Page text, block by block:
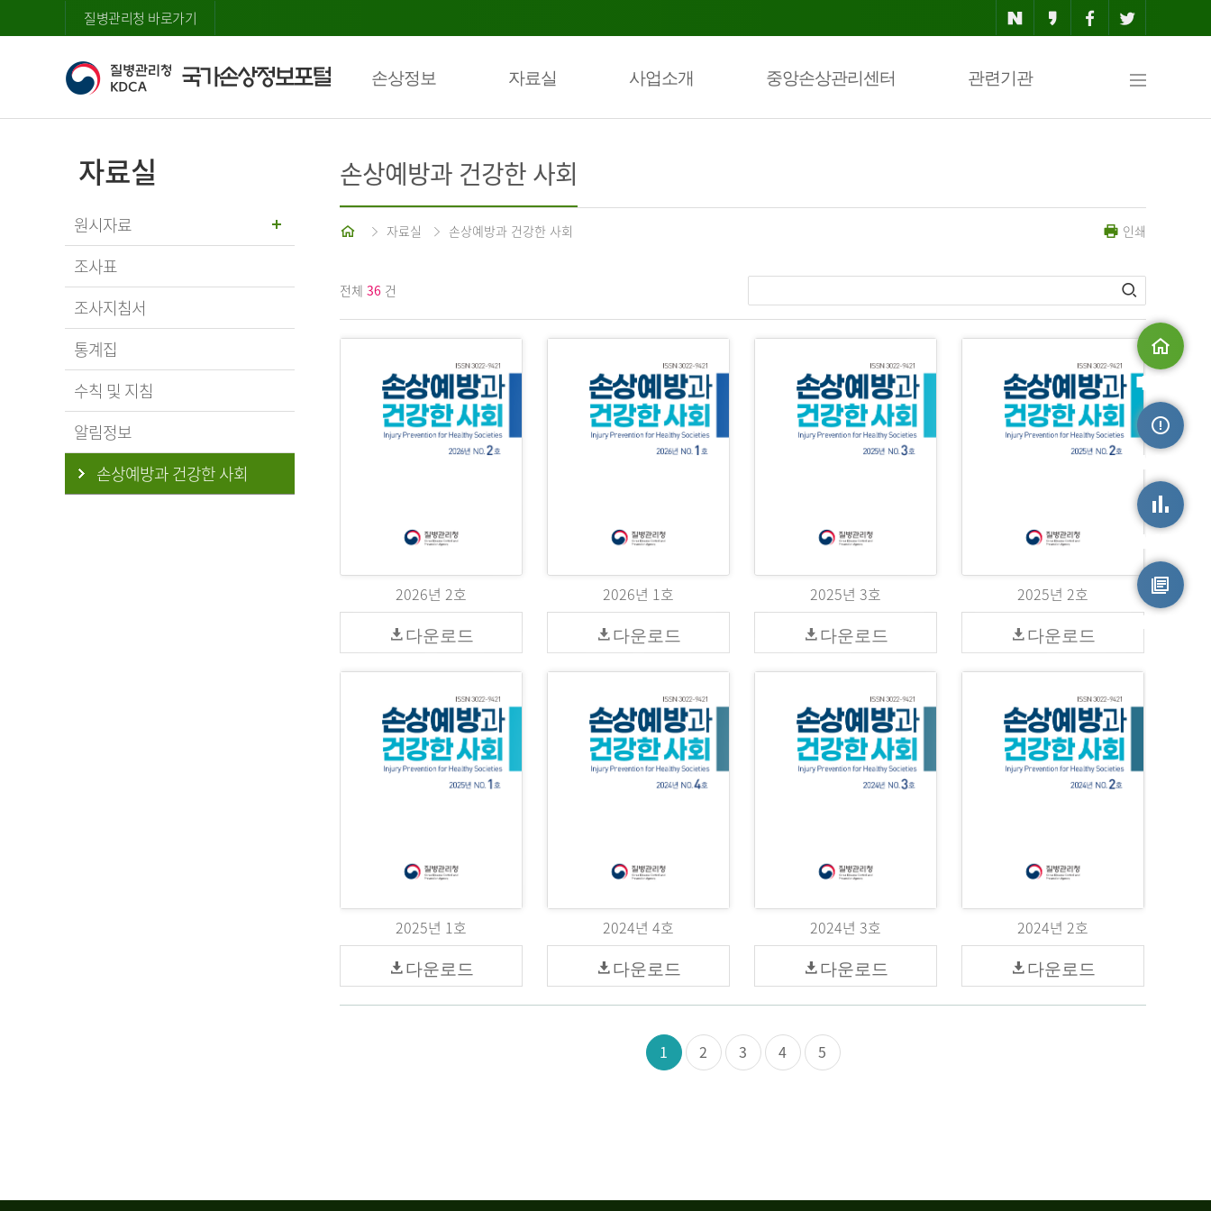
질병관리청 바로가기
손상정보 자료실 사업소개 중앙손상관리센터 관련기관
맵
자료실
원시자료
조사표
조사지침서
통계집
수칙 및 지침
알림정보
손상예방과 건강한 사회
손상예방과 건강한 사회
홈 자료실 손상예방과 건강한 사회 인쇄
전체 36 건
2026년 2호
다운로드
2026년 1호
다운로드
2025년 3호
다운로드
2025년 2호
다운로드
2025년 1호
다운로드
2024년 4호
다운로드
2024년 3호
다운로드
2024년 2호
다운로드
1 2 3 4 5
메인으로
원시자료